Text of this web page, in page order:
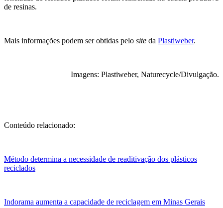
de resinas.
Mais informações podem ser obtidas pelo site da Plastiweber.
Imagens: Plastiweber, Naturecycle/Divulgação.
Conteúdo relacionado:
Método determina a necessidade de readitivação dos plásticos
reciclados
Indorama aumenta a capacidade de reciclagem em Minas Gerais